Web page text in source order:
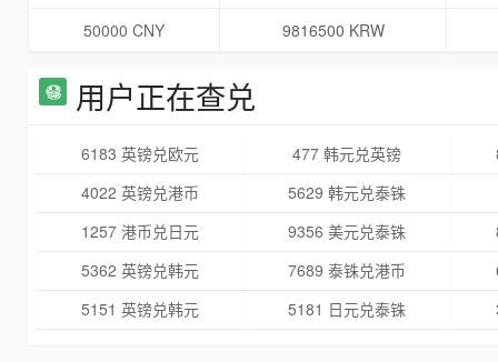
50000 CNY
9816500 KRW
用户正在查兑
6183 英镑兑欧元 477 韩元兑英镑
4022 英镑兑港币
5629 韩元兑泰铢
1257 港币兑日元
9356 美元兑泰铢
5362 英镑兑韩元
7689 泰铢兑港币
5151 英镑兑韩元
5181 日元兑泰铢